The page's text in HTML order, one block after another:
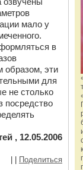
мало у
в
образом, эти
для
не столько
посредство
, 12.05.2006
Поделиться